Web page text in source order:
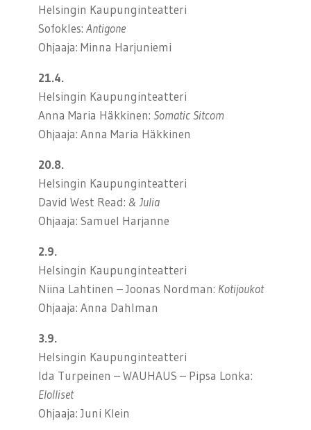
Helsingin Kaupunginteatteri
Sofokles: Antigone
Ohjaaja: Minna Harjuniemi
21.4.
Helsingin Kaupunginteatteri
Anna Maria Häkkinen: Somatic Sitcom
Ohjaaja: Anna Maria Häkkinen
20.8.
Helsingin Kaupunginteatteri
David West Read: & Julia
Ohjaaja: Samuel Harjanne
2.9.
Helsingin Kaupunginteatteri
Niina Lahtinen – Joonas Nordman: Kotijoukot
Ohjaaja: Anna Dahlman
3.9.
Helsingin Kaupunginteatteri
Ida Turpeinen – WAUHAUS – Pipsa Lonka:
Elolliset
Ohjaaja: Juni Klein